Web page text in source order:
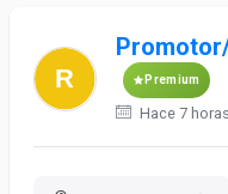
Premium
Hace 7 horas